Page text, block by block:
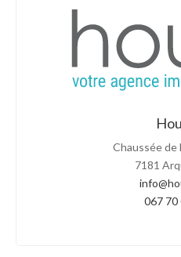
Chaussée de
7181
067 70